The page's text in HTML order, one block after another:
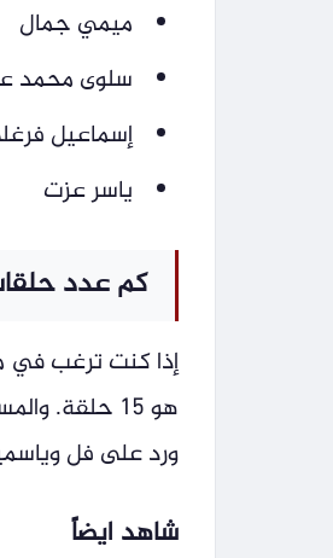
ميمي جمال
سلوى محمد
إسماعيل
ياسر عزت
كم عدد
إذا كنت ترغب
ورد على فل وياسمين يوم 17
شاهد ايضاً